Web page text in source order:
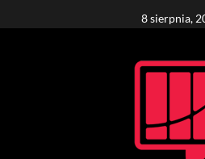
to
8 sierpnia,